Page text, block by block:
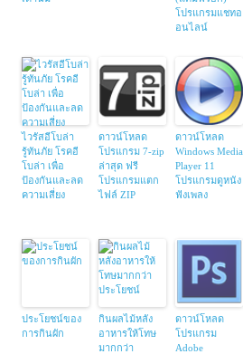
โปรแกรมแชทอ
อนไลน์
ไวรัสอีโบล่า
รู้ทันภัย โรคอี
โบล่า เพื่อ
ป้องกันและลด
ความเสี่ยง
ดาวน์โหลด
โปรแกรม 7-zip
ล่าสุด ฟรี
โปรแกรมแตก
ไฟล์ ZIP
ดาวน์โหลด
Windows Media
Player 11
โปรแกรมดูหนัง
ฟังเพลง
ประโยชน์ของ
การกินผัก
กินผลไม้หลัง
อาหารให้โทษ
มากกว่า
ดาวน์โหลด
โปรแกรม
Adobe